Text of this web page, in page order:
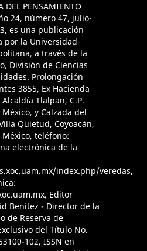
DEL PENSAMIENTO
24, número 47, julio-
es una publicación
por la Universidad
a través de la
División de Ciencias
Prolongación
3855, Ex Hacienda
Tlalpan, C.P.
y Calzada del
Quietud, Coyoacán,
teléfono:
electrónica de la
index.php/veredas,
Editor
Benítez - Director de la
de Reserva de
del Título No.
102, ISSN en